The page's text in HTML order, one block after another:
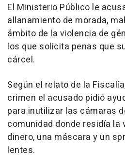
El Ministerio Público le
allanamiento de morada,
ámbito de la violencia de
los que solicita penas que
cárcel.
Según el relato de la
crimen el acusado pidió
para inutilizar las cámaras
comunidad donde residía
dinero, una máscara y un
lentes.